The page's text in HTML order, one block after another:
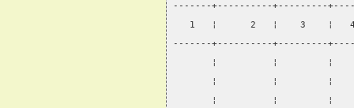
-------+----------+---------
1   ¦      2   ¦    3    ¦
-------+----------+---------
¦          ¦         ¦
¦          ¦         ¦
¦          ¦         ¦